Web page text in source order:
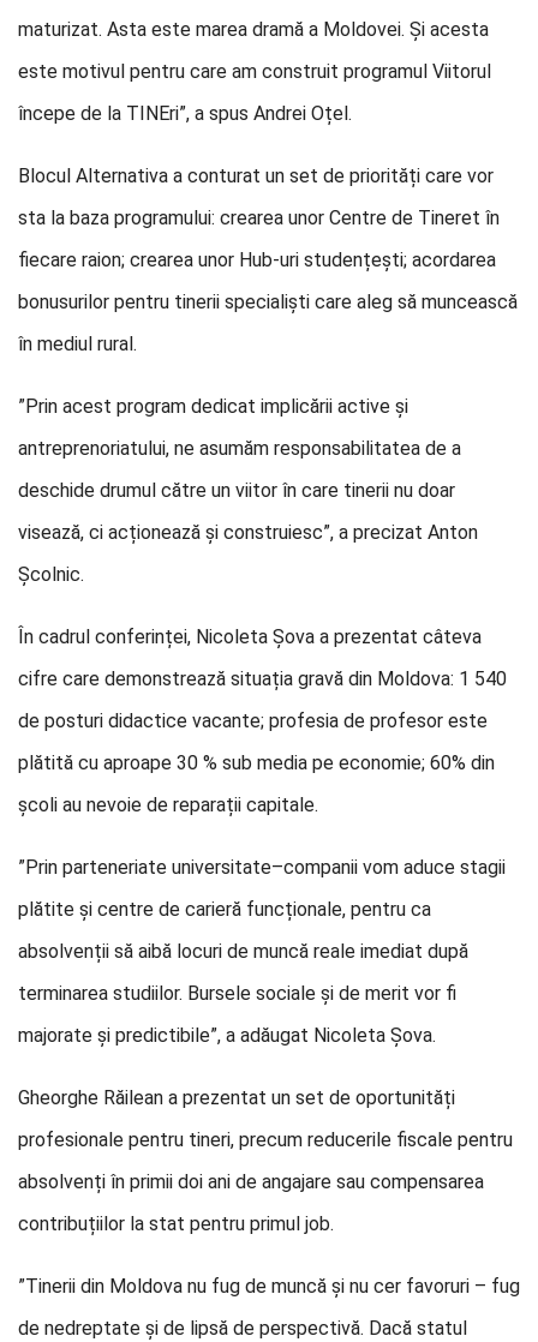
maturizat. Asta este marea dramă a Moldovei. Și acesta
este motivul pentru care am construit programul Viitorul
începe de la TINEri”, a spus Andrei Oțel.
Blocul Alternativa a conturat un set de priorități care vor
sta la baza programului: crearea unor Centre de Tineret în
fiecare raion; crearea unor Hub-uri studențești; acordarea
bonusurilor pentru tinerii specialiști care aleg să muncească
în mediul rural.
”Prin acest program dedicat implicării active și
antreprenoriatului, ne asumăm responsabilitatea de a
deschide drumul către un viitor în care tinerii nu doar
visează, ci acționează și construiesc”, a precizat Anton
Școlnic.
În cadrul conferinței, Nicoleta Șova a prezentat câteva
cifre care demonstrează situația gravă din Moldova: 1 540
de posturi didactice vacante; profesia de profesor este
plătită cu aproape 30 % sub media pe economie; 60% din
școli au nevoie de reparații capitale.
”Prin parteneriate universitate–companii vom aduce stagii
plătite și centre de carieră funcționale, pentru ca
absolvenții să aibă locuri de muncă reale imediat după
terminarea studiilor. Bursele sociale și de merit vor fi
majorate și predictibile”, a adăugat Nicoleta Șova.
Gheorghe Răilean a prezentat un set de oportunități
profesionale pentru tineri, precum reducerile fiscale pentru
absolvenți în primii doi ani de angajare sau compensarea
contribuțiilor la stat pentru primul job.
”Tinerii din Moldova nu fug de muncă și nu cer favoruri – fug
de nedreptate și de lipsă de perspectivă. Dacă statul